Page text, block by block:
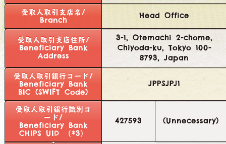
受取人取引支店名/
Branch
Head Office
受取人取引支店住所/
Beneficiary Bank
Address
3-1, Otemachi 2-chome,
Chiyoda-ku, Tokyo 100-
8793, Japan
受取人取引銀行コード/
Beneficiary Bank
BIC (SWIFT Code)
JPPSJPJ1
受取人取引銀行識別コ
ード/
Beneficiary Bank
CHIPS UID （*3）
427593 (Unnecessary)